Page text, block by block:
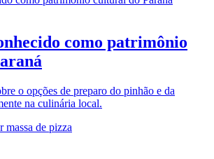
como patrimônio
o opções de preparo do pinhão e da
na culinária local.